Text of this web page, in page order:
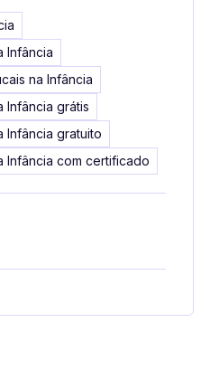
Infância
na Infância
Infância grátis
Infância gratuito
Infância com certificado